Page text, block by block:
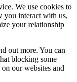
We use cookies to
you interact with us,
your relationship
out more. You can
blocking some
our websites and